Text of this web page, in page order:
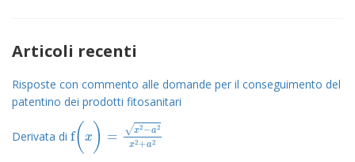
Articoli recenti
Risposte con commento alle domande per il conseguimento del
patentino dei prodotti fitosanitari
Derivata di f( x ) = x2 −a2
√
x2+a2
f(x )= x2 -a2 x2+a2